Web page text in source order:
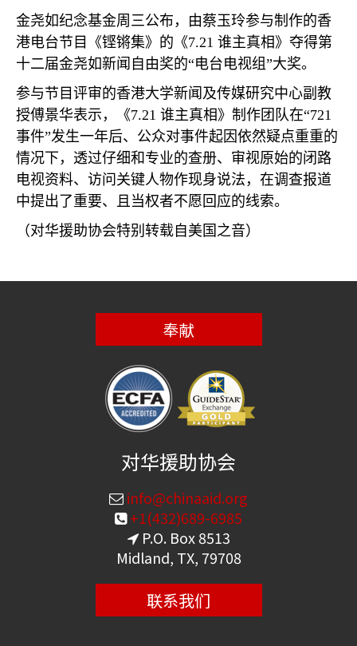
金尧如纪念基金周三公布，由蔡玉玲参与制作的香
港电台节目《铿锵集》的《7.21 谁主真相》夺得第
十二届金尧如新闻自由奖的“电台电视组”大奖。
参与节目评审的香港大学新闻及传媒研究中心副教
授傅景华表示，《7.21 谁主真相》制作团队在“721
事件”发生一年后、公众对事件起因依然疑点重重的
情况下，透过仔细和专业的查册、审视原始的闭路
电视资料、访问关键人物作现身说法，在调查报道
中提出了重要、且当权者不愿回应的线索。
（对华援助协会特别转载自美国之音）
奉献
对华援助协会
info@chinaaid.org
+1(432)689-6985
P.O. Box 8513
Midland, TX, 79708
联系我们